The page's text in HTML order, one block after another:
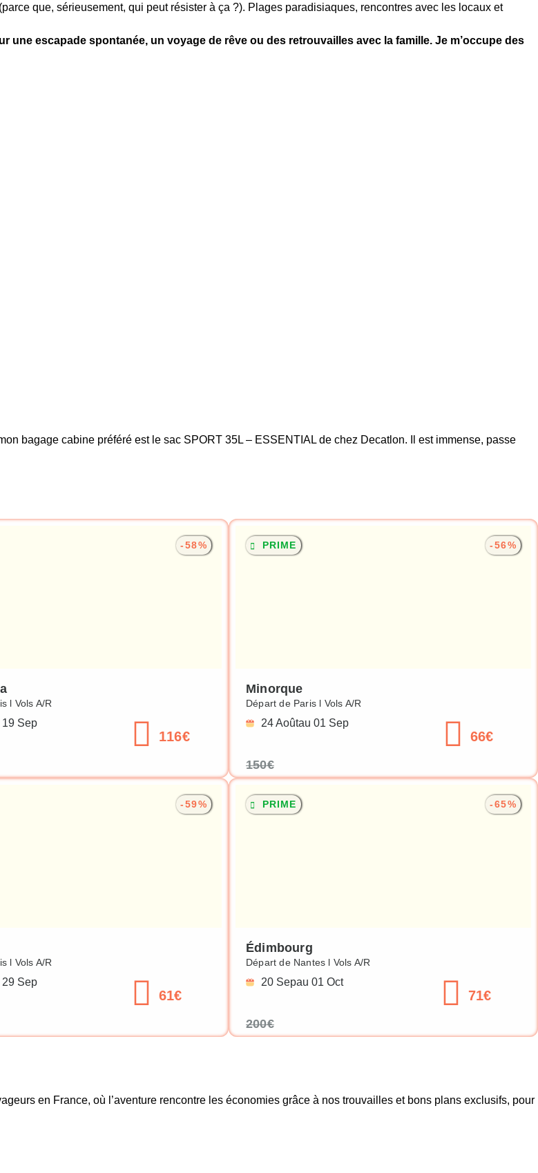
que, sérieusement, qui peut résister à ça ?). Plages paradisiaques, rencontres avec les locaux et
escapade spontanée, un voyage de rêve ou des retrouvailles avec la famille. Je m’occupe des
bagage cabine préféré est le sac SPORT 35L – ESSENTIAL de chez Decatlon. Il est immense, passe
-58%
l Vols A/R
19 Sep
116€
PRIME -56%
Minorque
Départ de Paris l Vols A/R
24 Aoûtau 01 Sep
66€
150€
-59%
l Vols A/R
29 Sep
61€
PRIME -65%
Édimbourg
Départ de Nantes l Vols A/R
20 Sepau 01 Oct
71€
200€
en France, où l’aventure rencontre les économies grâce à nos trouvailles et bons plans exclusifs, pour